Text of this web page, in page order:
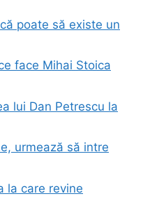
poate să existe un
face Mihai Stoica
lui Dan Petrescu la
urmează să intre
la care revine